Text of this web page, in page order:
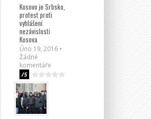
Kosovo je Srbsko,
protest proti
vyhlášení
nezávislosti
Kosova
Úno 19, 2016 •
Žádné
komentáře
/5